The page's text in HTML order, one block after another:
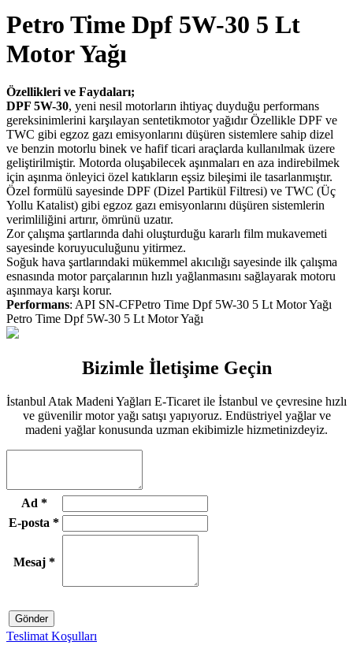
Petro Time Dpf 5W-30 5 Lt
Motor Yağı
Özellikleri ve Faydaları;
DPF 5W-30, yeni nesil motorların ihtiyaç duyduğu performans
gereksinimlerini karşılayan sentetikmotor yağıdır Özellikle DPF ve
TWC gibi egzoz gazı emisyonlarını düşüren sistemlere sahip dizel
ve benzin motorlu binek ve hafif ticari araçlarda kullanılmak üzere
geliştirilmiştir. Motorda oluşabilecek aşınmaları en aza indirebilmek
için aşınma önleyici özel katıkların eşsiz bileşimi ile tasarlanmıştır.
Özel formülü sayesinde DPF (Dizel Partikül Filtresi) ve TWC (Üç
Yollu Katalist) gibi egzoz gazı emisyonlarını düşüren sistemlerin
verimliliğini artırır, ömrünü uzatır.
Zor çalışma şartlarında dahi oluşturduğu kararlı film mukavemeti
sayesinde koruyuculuğunu yitirmez.
Soğuk hava şartlarındaki mükemmel akıcılığı sayesinde ilk çalışma
esnasında motor parçalarının hızlı yağlanmasını sağlayarak motoru
aşınmaya karşı korur.
Performans: API SN-CFPetro Time Dpf 5W-30 5 Lt Motor Yağı
Petro Time Dpf 5W-30 5 Lt Motor Yağı
Bizimle İletişime Geçin
İstanbul Atak Madeni Yağları E-Ticaret ile İstanbul ve çevresine hızlı
ve güvenilir motor yağı satışı yapıyoruz. Endüstriyel yağlar ve
madeni yağlar konusunda uzman ekibimizle hizmetinizdeyiz.
Ad *
E-posta *
Mesaj*
Gönder
Teslimat Koşulları